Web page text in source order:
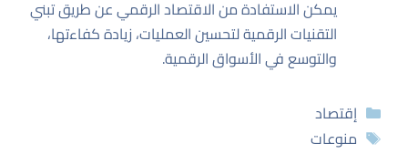
يمكن الاستفادة من الاقتصاد الرقمي عن طريق تبني
التقنيات الرقمية لتحسين العمليات، زيادة كفاءتها،
والتوسع في الأسواق الرقمية.
التصنيفات
إقتصاد
الوسوم
منوعات